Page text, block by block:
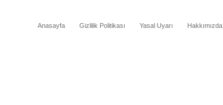
Anasayfa Gizlilik Politikası Yasal Uyarı Hakkımızda